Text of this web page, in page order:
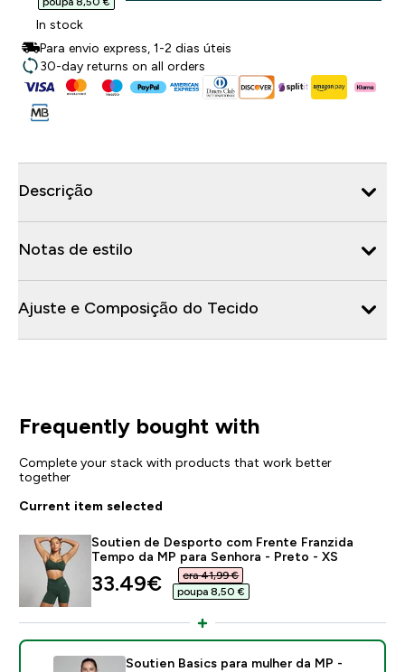
In stock
Para envio express, 1-2 dias úteis
30-day returns on all orders
Descrição
Notas de estilo
Ajuste e Composição do Tecido
Frequently bought with
Complete your stack with products that work better
together
Current item selected
Soutien de Desporto com Frente Franzida
Tempo da MP para Senhora - Preto - XS
discounted price
33.49€‎
era 41,99 €‎
poupa 8,50 €‎
Soutien Basics para mulher da MP -